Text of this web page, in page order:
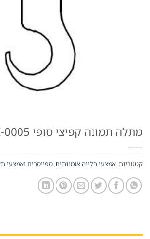
מתלה תמונה קפיצי סופי HK-0005
קטגוריות: אמצעי תלייה אומנותית, ספייסרים ואמצעי